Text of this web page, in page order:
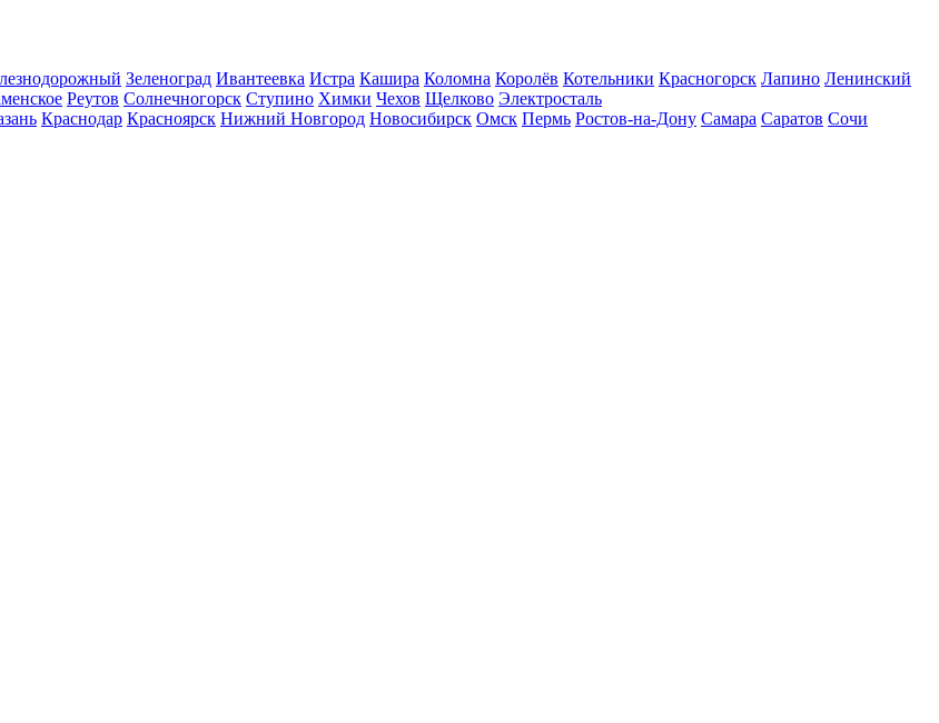
Зеленоград Ивантеевка Истра Кашира Коломна Королёв Котельники Красногорск Лапино Ленинский
Реутов Солнечногорск Ступино Химки Чехов Щелково Электросталь
Краснодар Красноярск Нижний Новгород Новосибирск Омск Пермь Ростов-на-Дону Самара Саратов Сочи